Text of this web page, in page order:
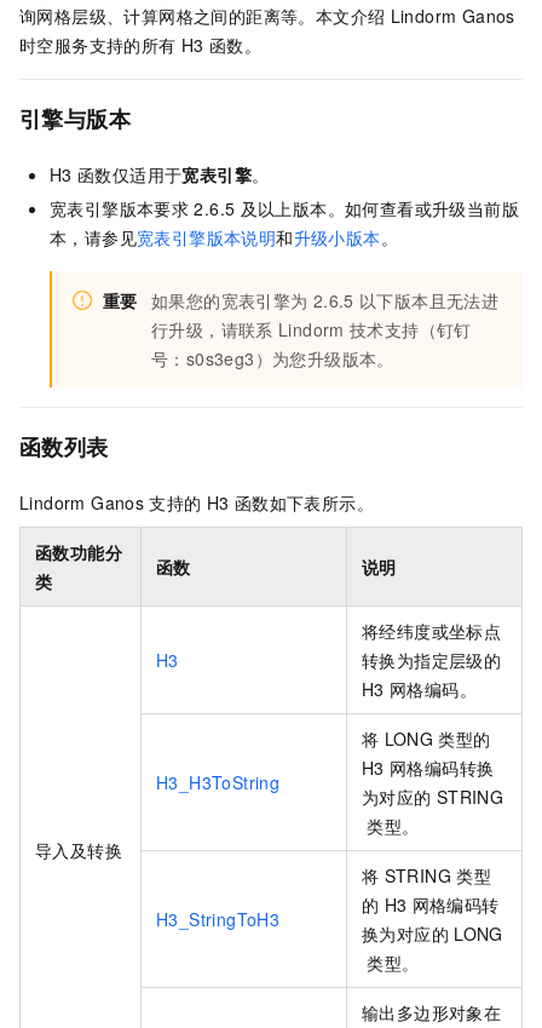
询网格层级、计算网格之间的距离等。本文介绍 Lindorm Ganos
时空服务支持的所有 H3 函数。
引擎与版本
H3 函数仅适用于宽表引擎。
宽表引擎版本要求 2.6.5 及以上版本。如何查看或升级当前版
本，请参见宽表引擎版本说明和升级小版本。
重要 如果您的宽表引擎为 2.6.5 以下版本且无法进
行升级，请联系 Lindorm 技术支持（钉钉
号：s0s3eg3）为您升级版本。
函数列表
LindormGanos 支持的 H3 函数如下表所示。
函数功能分
类
函数 说明
导入及转换
H3
将经纬度或坐标点
转换为指定层级的
H3 网格编码。
H3_H3ToString
将 LONG 类型的
H3 网格编码转换
为对应的 STRING
类型。
H3_StringToH3
将 STRING 类型
的 H3 网格编码转
换为对应的 LONG
类型。
输出多边形对象在